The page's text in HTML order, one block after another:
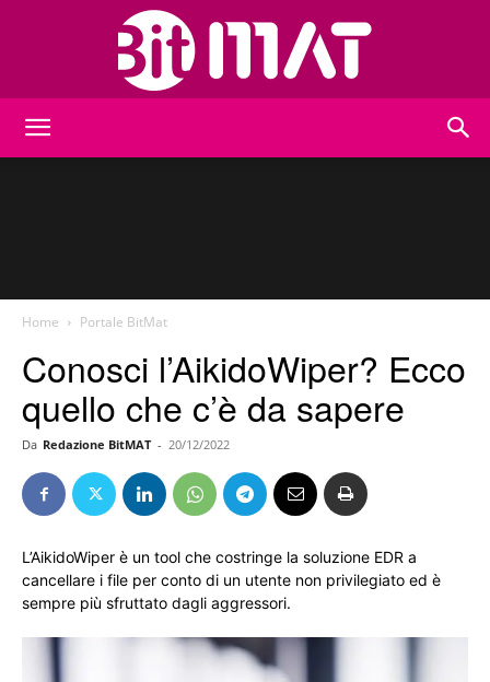
Home Portale BitMat
Conosci l’AikidoWiper? Ecco
quello che c’è da sapere
Da Redazione BitMAT - 20/12/2022
L’AikidoWiper è un tool che costringe la soluzione EDR a
cancellare i file per conto di un utente non privilegiato ed è
sempre più sfruttato dagli aggressori.